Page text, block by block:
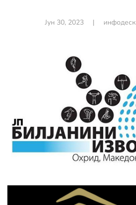
Јун 30, 2023 | инфодеск